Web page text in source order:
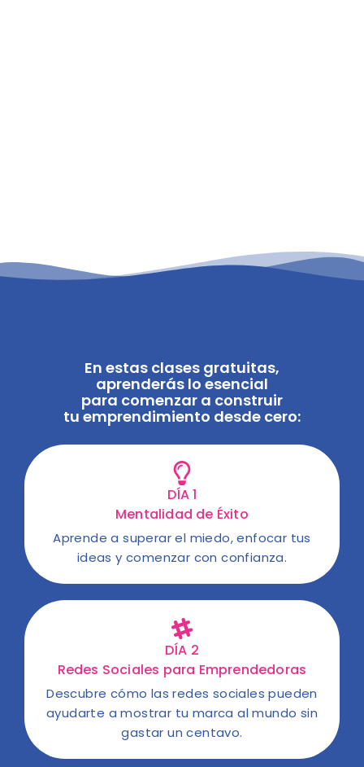
En estas clases gratuitas,
aprenderás lo esencial
para comenzar a construir
tu emprendimiento desde cero:
DÍA 1
Mentalidad de Éxito
Aprende a superar el miedo, enfocar tus
ideas y comenzar con confianza.
DÍA 2
Redes Sociales para Emprendedoras
Descubre cómo las redes sociales pueden
ayudarte a mostrar tu marca al mundo sin
gastar un centavo.